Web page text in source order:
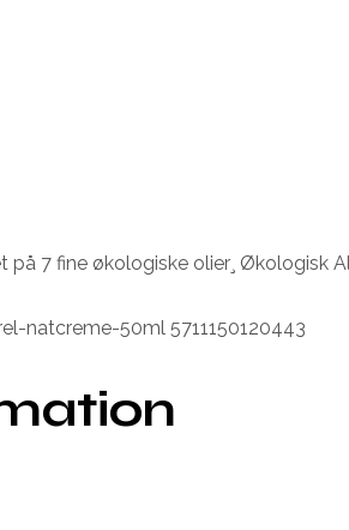
7 fine økologiske olier¸ Økologisk
natcreme-50ml 5711150120443